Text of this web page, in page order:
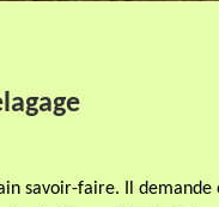
savoir-faire. Il demande